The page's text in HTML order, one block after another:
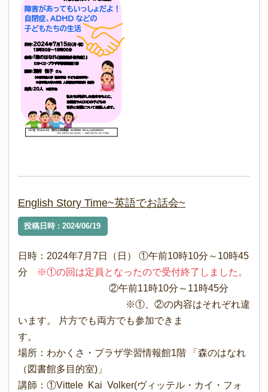
English Story Time~英語でお話会~
投稿日時 : 2024/06/19
日時：2024年7月7日（日） ①午前10時10分～10時45
分
※①の回は定員となったので受付終了しました。
②午前11時10分～11時45分
※①、②の内容はそれぞれ違
います。 片方でも両方でも参加できま
す。
場所：わかくさ・プラザ学習情報館1階 「森のはなれ
（図書館多目的室)」
講師：①Vittele Kai Volker(ヴィッテル・カイ・フォ